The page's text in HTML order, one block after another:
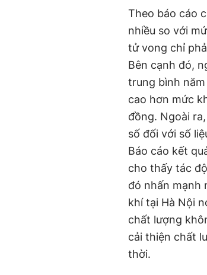
Theo báo cáo
nhiều so với
tử vong chỉ
Bên cạnh đó,
trung bình
cao hơn mức
đồng. Ngoài
số đối với số
Báo cáo kết
cho thấy tác
đó nhấn mạnh
khí tại Hà Nội
chất lượng
cải thiện chất
thời.